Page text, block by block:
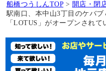
船橋つうしんTOP > 開店・閉
駅南口、本中山3丁目のケバ
「LOTUS」がオープンされて